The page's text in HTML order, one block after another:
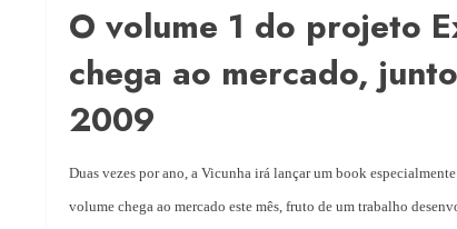
O volume 1 do projeto
chega ao mercado,
2009
Duas vezes por ano, a Vicunha irá lançar um book
volume chega ao mercado este mês, fruto de um trabalho